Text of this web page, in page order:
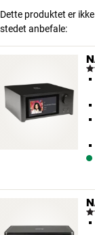
Finn Butikk
Kundeservice
Dette produktet er
stedet anbefale: